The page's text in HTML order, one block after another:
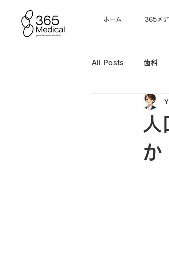
ホーム 365メデ
All Posts 歯科
電子カルテ
か